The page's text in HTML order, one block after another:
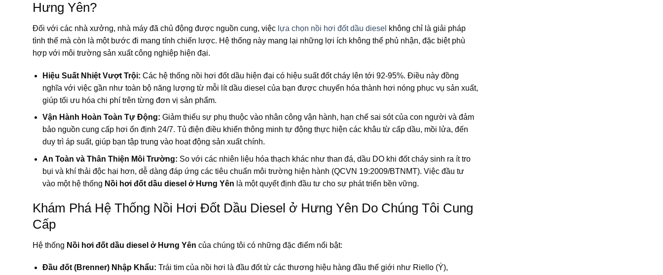
Hưng Yên?
Đối với các nhà xưởng, nhà máy đã chủ động được nguồn cung, việclựa chọn nồi hơi đốt dầu diesel không chỉ là giải pháp
tình thế mà còn là một bước đi mang tính chiến lược. Hệ thống này mang lại những lợi ích không thể phủ nhận, đặc biệt phù
hợp với môi trường sản xuất công nghiệp hiện đại.
Hiệu Suất Nhiệt Vượt Trội: Các hệ thống nồi hơi đốt dầu hiện đại có hiệu suất đốt cháy lên tới 92-95%. Điều này đồng
nghĩa với việc gần như toàn bộ năng lượng từ mỗi lít dầu diesel của bạn được chuyển hóa thành hơi nóng phục vụ sản xuất,
giúp tối ưu hóa chi phí trên từng đơn vị sản phẩm.
Vận Hành Hoàn Toàn Tự Động: Giảm thiểu sự phụ thuộc vào nhân công vận hành, hạn chế sai sót của con người và đảm
bảo nguồn cung cấp hơi ổn định 24/7. Tủ điện điều khiển thông minh tự động thực hiện các khâu từ cấp dầu, mồi lửa, đến
duy trì áp suất, giúp bạn tập trung vào hoạt động sản xuất chính.
An Toàn và Thân Thiện Môi Trường: So với các nhiên liệu hóa thạch khác như than đá, dầu DO khi đốt cháy sinh ra ít tro
bụi và khí thải độc hại hơn, dễ dàng đáp ứng các tiêu chuẩn môi trường hiện hành (QCVN 19:2009/BTNMT). Việc đầu tư
vào một hệ thống Nồi hơi đốt dầu diesel ở Hưng Yên là một quyết định đầu tư cho sự phát triển bền vững.
Khám Phá Hệ Thống Nồi Hơi Đốt Dầu Diesel ở Hưng Yên Do Chúng Tôi Cung
Cấp
Hệ thống Nồi hơi đốt dầu diesel ở Hưng Yên của chúng tôi có những đặc điểm nổi bật:
Đầu đốt (Brenner) Nhập Khẩu: Trái tim của nồi hơi là đầu đốt từ các thương hiệu hàng đầu thế giới như Riello (Ý),